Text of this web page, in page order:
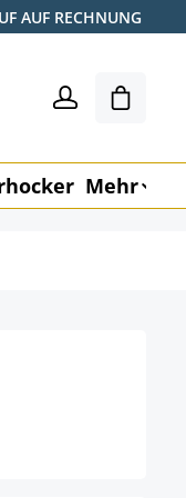
AUF RECHNUNG
Mehr